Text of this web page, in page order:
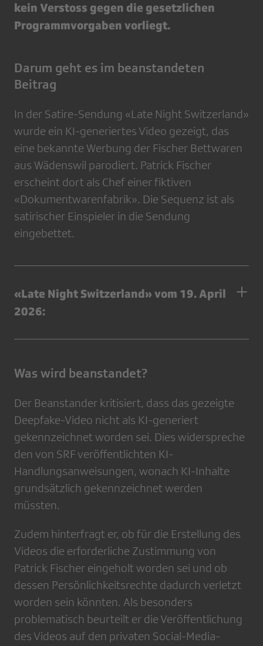
kein Verstoss gegen die gesetzlichen
Programmvorgaben vorliegt.
Darum geht es im beanstandeten
Beitrag
In der Satire-Sendung «Late Night Switzerland»
wurde ein KI-generiertes Video gezeigt, das
eine bekannte Werbung der Fischer Bettwaren
aus Wädenswil parodiert. Patrick Fischer
erscheint dort als Chef einer fiktiven
«Dokumentwarenfabrik». Die Sequenz ist als
satirischer Einspieler in die Sendung
eingebettet.
«Late Night Switzerland» vom 19. April
2026:
Was wird beanstandet?
Der Beanstander kritisiert, dass das gezeigte
Deepfake-Video nicht als KI-generiert
gekennzeichnet worden sei. Dies widerspreche
den von SRF veröffentlichten KI-
Handlungsanweisungen, wonach KI-Inhalte
grundsätzlich gekennzeichnet werden
müssten.
Zudem hinterfragt er, ob für die Erstellung des
Videos die erforderliche Zustimmung von
Patrick Fischer eingeholt worden sei und ob
dessen Persönlichkeitsrechte dadurch verletzt
worden sein könnten. Als besonders
problematisch beurteilt er die Veröffentlichung
des Videos auf den privaten Social-Media-